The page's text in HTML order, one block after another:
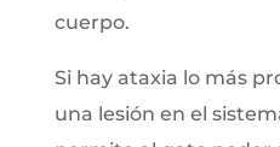
cuerpo.
Si hay ataxia lo más
una lesión en el